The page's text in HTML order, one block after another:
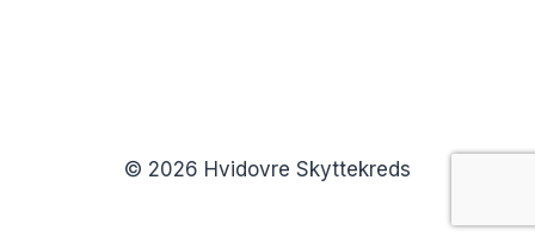
© 2026 Hvidovre Skyttekreds